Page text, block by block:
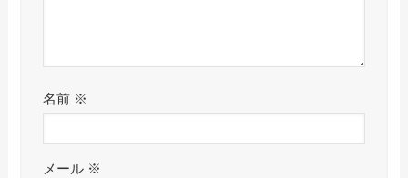
名前 ※
メール ※